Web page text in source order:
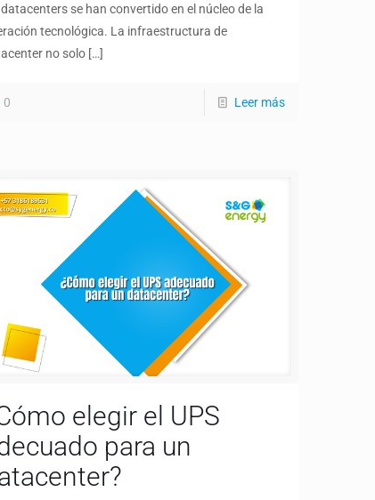
datacenters se han convertido en el núcleo de la
tecnológica. La infraestructura de
no solo […]
0 Leer más
elegir el UPS
para un